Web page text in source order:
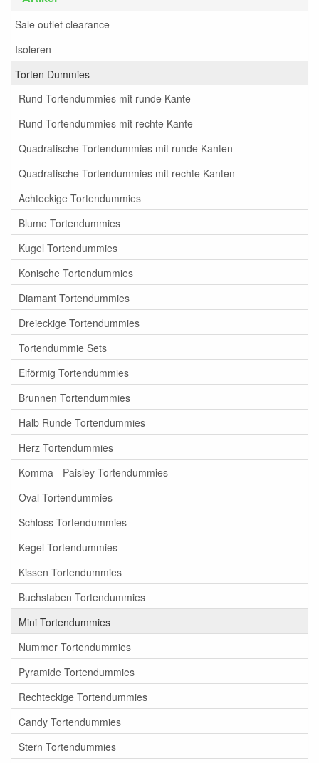
Sale outlet clearance
Isoleren
Torten Dummies
Rund Tortendummies mit runde Kante
Rund Tortendummies mit rechte Kante
Quadratische Tortendummies mit runde Kanten
Quadratische Tortendummies mit rechte Kanten
Achteckige Tortendummies
Blume Tortendummies
Kugel Tortendummies
Konische Tortendummies
Diamant Tortendummies
Dreieckige Tortendummies
Tortendummie Sets
Eiförmig Tortendummies
Brunnen Tortendummies
Halb Runde Tortendummies
Herz Tortendummies
Komma - Paisley Tortendummies
Oval Tortendummies
Schloss Tortendummies
Kegel Tortendummies
Kissen Tortendummies
Buchstaben Tortendummies
Mini Tortendummies
Nummer Tortendummies
Pyramide Tortendummies
Rechteckige Tortendummies
Candy Tortendummies
Stern Tortendummies